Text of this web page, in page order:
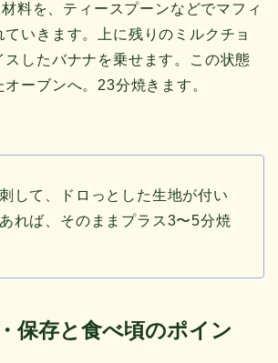
料を、ティースプーンなどでマフィ
ていきます。上に残りのミルクチョ
スしたバナナを乗せます。この状態
ーブンへ。23分焼きます。
して、ドロっとした生地が付い
れば、そのままプラス3〜5分焼
保存と食べ頃のポイン